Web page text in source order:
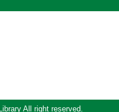
All right reserved.